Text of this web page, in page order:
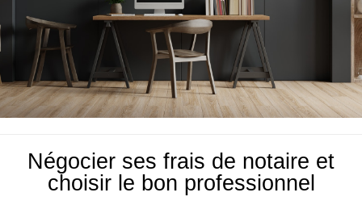
Négocier ses frais de notaire et
choisir le bon professionnel